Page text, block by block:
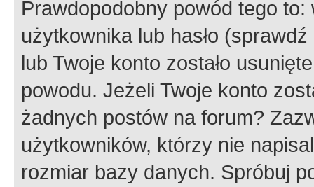
Prawdopodobny powód tego to:
użytkownika lub hasło
lub Twoje konto zostało
powodu. Jeżeli Twoje konto
żadnych postów na forum?
użytkowników, którzy nie
rozmiar bazy danych. Spróbuj